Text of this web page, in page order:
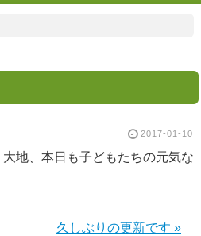
2017-01-10
地、本日も子どもたちの元気な
久しぶりの更新です »